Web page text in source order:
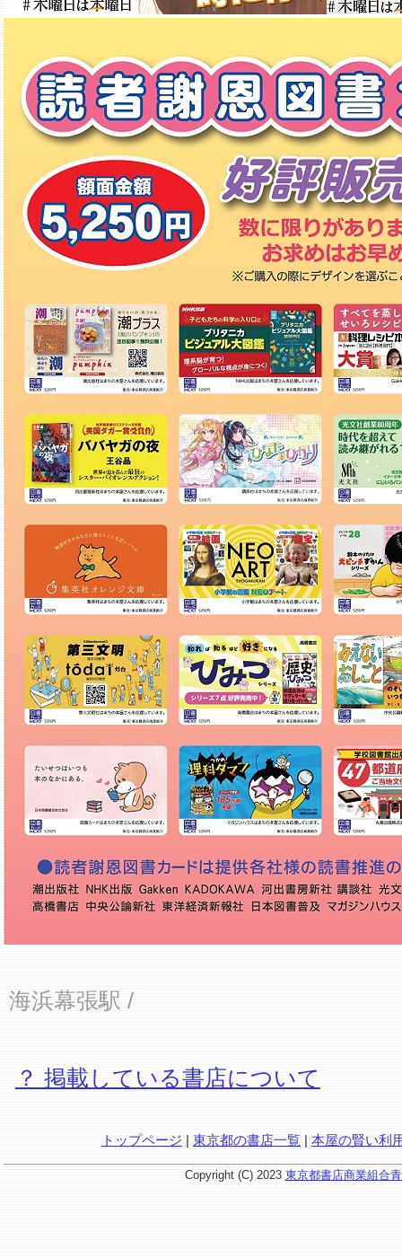
海浜幕張駅 /
？ 掲載している書店について
トップページ | 東京都の書店一覧 | 本屋の賢い利
Copyright (C) 2023 東京都書店商業組合